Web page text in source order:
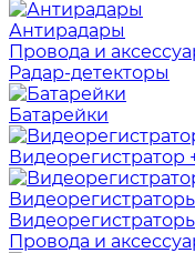
Антирадары
Провода и
Радар-детекторы
Батарейки
Видеорегистратор
Провода и